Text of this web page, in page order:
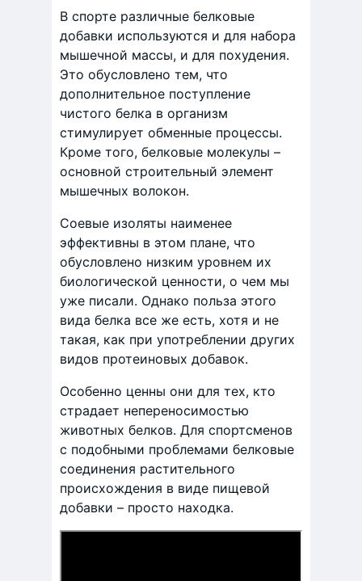
В спорте различные белковые
добавки используются и для набора
мышечной массы, и для похудения.
Это обусловлено тем, что
дополнительное поступление
чистого белка в организм
стимулирует обменные процессы.
Кроме того, белковые молекулы –
основной строительный элемент
мышечных волокон.
Соевые изоляты наименее
эффективны в этом плане, что
обусловлено низким уровнем их
биологической ценности, о чем мы
уже писали. Однако польза этого
вида белка все же есть, хотя и не
такая, как при употреблении других
видов протеиновых добавок.
Особенно ценны они для тех, кто
страдает непереносимостью
животных белков. Для спортсменов
с подобными проблемами белковые
соединения растительного
происхождения в виде пищевой
добавки – просто находка.